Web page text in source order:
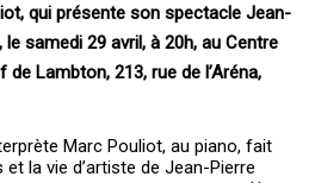
qui présente son spectacle Jean-
samedi 29 avril, à 20h, au Centre
Lambton, 213, rue de l’Aréna,
Marc Pouliot, au piano, fait
la vie d’artiste de Jean-Pierre